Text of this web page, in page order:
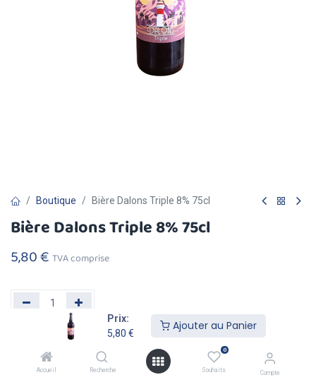
Prix:
5,80 €
Ajouter au Panier
Accueil Recherche
0
Souhaits Compte
Boutique Bière Dalons Triple 8% 75cl
Bière Dalons Triple 8% 75cl
5,80€ TVA comprise
Ajouter au
Panier
Maintenant